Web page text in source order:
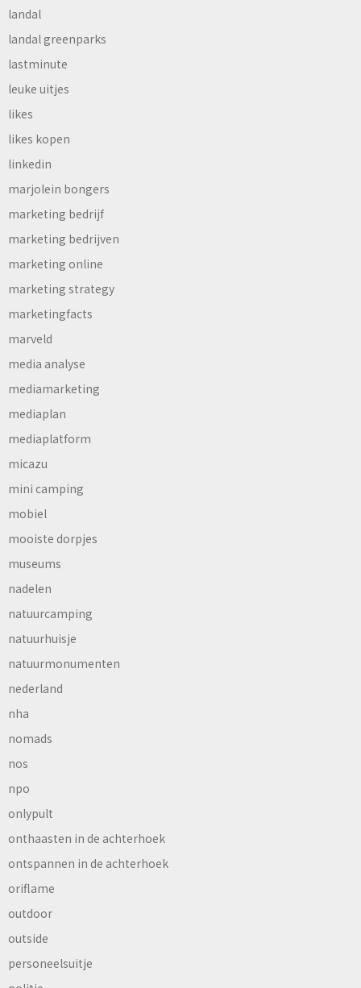
landal
landal greenparks
lastminute
leuke uitjes
likes
likes kopen
linkedin
marjolein bongers
marketing bedrijf
marketing bedrijven
marketing online
marketing strategy
marketingfacts
marveld
media analyse
mediamarketing
mediaplan
mediaplatform
micazu
mini camping
mobiel
mooiste dorpjes
museums
nadelen
natuurcamping
natuurhuisje
natuurmonumenten
nederland
nha
nomads
nos
npo
onlypult
onthaasten in de achterhoek
ontspannen in de achterhoek
oriflame
outdoor
outside
personeelsuitje